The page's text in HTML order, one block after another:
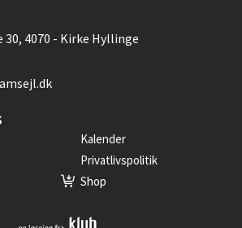
30, 4070 - Kirke Hyllinge
Kalender
Privatlivspolitik
Shop